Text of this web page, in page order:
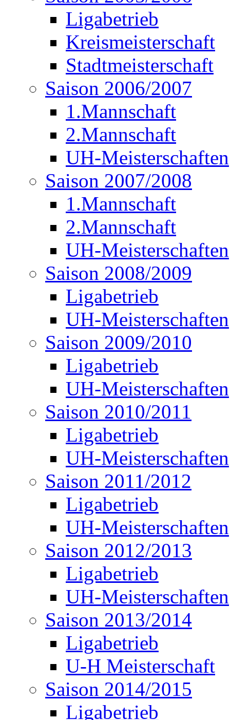
Ligabetrieb
Kreismeisterschaft
Stadtmeisterschaft
Saison 2006/2007
1.Mannschaft
2.Mannschaft
UH-Meisterschaften
Saison 2007/2008
1.Mannschaft
2.Mannschaft
UH-Meisterschaften
Saison 2008/2009
Ligabetrieb
UH-Meisterschaften
Saison 2009/2010
Ligabetrieb
UH-Meisterschaften
Saison 2010/2011
Ligabetrieb
UH-Meisterschaften
Saison 2011/2012
Ligabetrieb
UH-Meisterschaften
Saison 2012/2013
Ligabetrieb
UH-Meisterschaften
Saison 2013/2014
Ligabetrieb
U-H Meisterschaft
Saison 2014/2015
Ligabetrieb